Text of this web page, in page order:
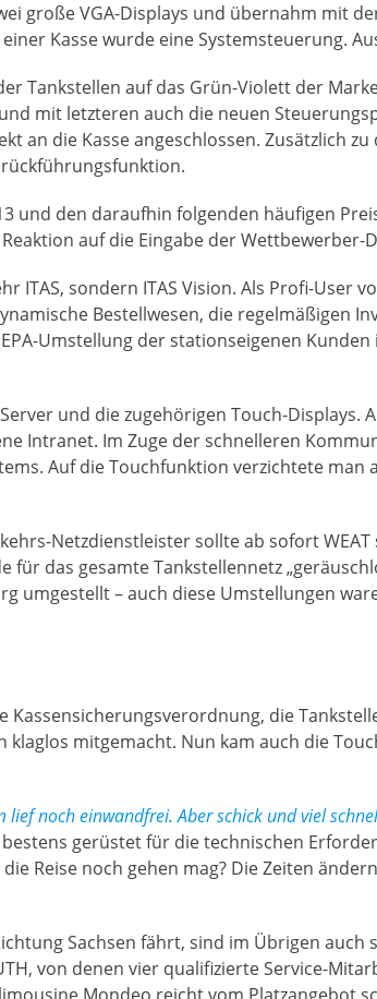
große VGA-Displays und übernahm mit
Kasse wurde eine Systemsteuerung.
Tankstellen auf das Grün-Violett der
mit letzteren auch die neuen
an die Kasse angeschlossen. Zusätzlich
und den daraufhin folgenden häufigen
auf die Eingabe der Wettbewerber-
ITAS, sondern ITAS Vision. Als Profi-User
Bestellwesen, die regelmäßigen
Umstellung der stationseigenen
und die zugehörigen Touch-Displays.
Intranet. Im Zuge der schnelleren
Auf die Touchfunktion verzichtete
Netzdienstleister sollte ab sofort
das gesamte Tankstellennetz
umgestellt – auch diese Umstellungen
Kassensicherungsverordnung, die
mitgemacht. Nun kam auch die
noch einwandfrei. Aber schick und viel
gerüstet für die technischen
Reise noch gehen mag? Die Zeiten
Sachsen fährt, sind im Übrigen
von denen vier qualifizierte Service-